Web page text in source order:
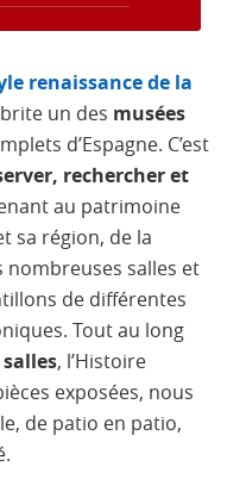
renaissance de la
un des musées
d’Espagne. C’est
rechercher et
au patrimoine
sa région, de la
nombreuses salles et
de différentes
Tout au long
, l’Histoire
exposées, nous
de patio en patio,